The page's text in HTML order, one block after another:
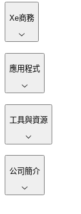
Xe商務
應用程式
工具與資源
公司簡介